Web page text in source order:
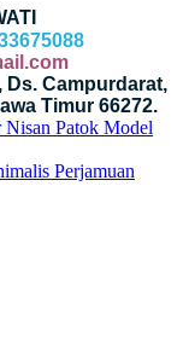
Ds. Campurdarat,
Timur 66272.
Patok Model
Perjamuan